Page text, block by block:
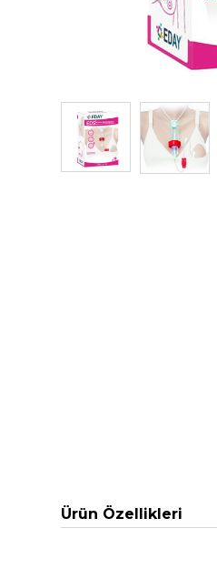
Ürün Özellikleri